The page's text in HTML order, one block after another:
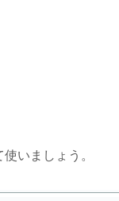
使いましょう。